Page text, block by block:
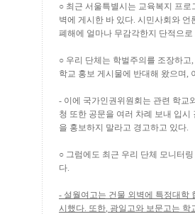
○ 최근 서울특별시는 교육복지 프로
벽에 게시한 바 있다. 시민사회와 언
폐해에 얼마나 무감각한지 단적으
○ 우리 단체는 학벌주의를 조장하고,
학교 홍보 게시물에 반대해 왔으며,
- 이에 국가인권위원회는 관련 학교
청 또한 공문을 여러 차례 보내 입시
을 홍보하지 말라고 경고하고 있다.
○ 그럼에도 최근 우리 단체 모니터
다.
- 설월여고는 건물 외벽에 특정대학
시했다. 또한, 광일고와 보문고는 학